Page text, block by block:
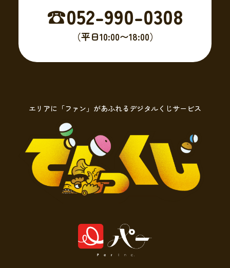
☎︎052-990-0308
（平日10:00〜18:00）
エリアに「ファン」があふれるデジタルくじサービス